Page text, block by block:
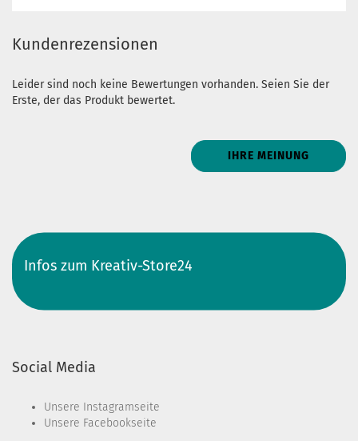
Kundenrezensionen
Leider sind noch keine Bewertungen vorhanden. Seien Sie der
Erste, der das Produkt bewertet.
IHRE MEINUNG
Infos zum Kreativ-Store24
Social Media
Unsere Instagramseite
Unsere Facebookseite